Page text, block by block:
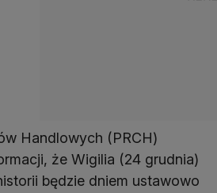
Handlowych (PRCH)
że Wigilia (24 grudnia)
będzie dniem ustawowo